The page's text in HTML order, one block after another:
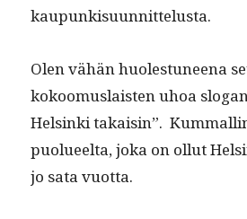
kaupunkisuunnittelusta.
Olen vähän huolestuneena
kokoomus­lais­ten uhoa
Helsin­ki takaisin”.
puolueelta, joka on ollut
jo sata vuotta.